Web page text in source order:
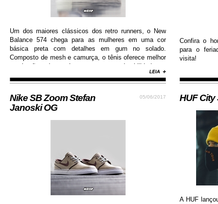
Um dos maiores clássicos dos retro runners, o New
Balance 574 chega para as mulheres em uma cor
básica preta com detalhes em gum no solado.
Composto de mesh e camurça, o tênis oferece melhor
respiração dos pés e garante durabilidade e
05/06/2017
Nike SB Zoom Stefan
Janoski OG
Confira o
para o
visita!
HUF City
A HUF